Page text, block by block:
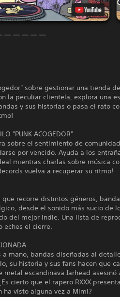
sobre gestionar una tienda
la peculiar clientela, explora una
y sus historias o pasa el rato
"PUNK ACOGEDOR"
sobre el sentimiento de
por vencido. Ayuda a los
mientras charlas sobre música
vuelva a recuperar su ritmo!
recorre distintos géneros,
desde el sonido más sucio de
del mejor indie. Una lista de
eches el cierre.
mano, bandas diseñadas al
su historia y sus fans hacen que
escandinava Jarhead asesinó
cierto que el rapero RXXX
visto alguna vez a Mimi?